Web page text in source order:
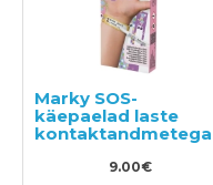
Marky SOS-
käepaelad laste
kontaktandmetega
9.00€